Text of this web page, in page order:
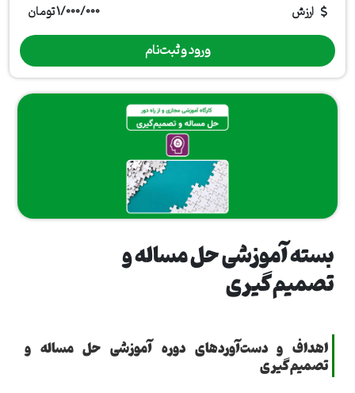
1/000/000 تومان
ارزش
ورود و ثبت‌نام
بسته آموزشی حل مساله و
تصمیم‌گیری
اهداف و دست‌آوردهای دوره آموزشی حل مساله و
تصمیم‌گیری